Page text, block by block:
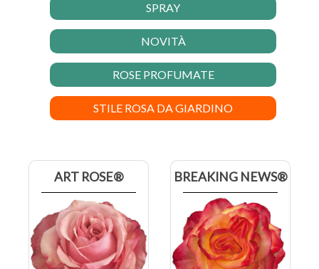
SPRAY
NOVITÀ
ROSE PROFUMATE
STILE ROSA DA GIARDINO
ART ROSE® BREAKING NEWS®